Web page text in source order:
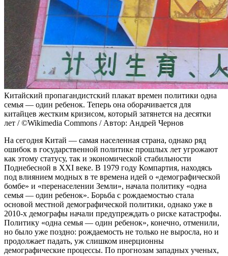
Китайский пропагандистский плакат времен политики одна
семья — один ребенок. Теперь она оборачивается для
китайцев жестким кризисом, который затянется на десятки
лет / ©Wikimedia Commons / Автор: Андрей Чернов
На сегодня Китай — самая населенная страна, однако ряд
ошибок в государственной политике прошлых лет угрожают
как этому статусу, так и экономической стабильности
Поднебесной в XXI веке. В 1979 году Компартия, находясь
под влиянием модных в те времена идей о «демографической
бомбе» и «перенаселении Земли», начала политику «одна
семья — один ребенок». Борьба с рождаемостью стала
основой местной демографической политики, однако уже в
2010-х демографы начали предупреждать о риске катастрофы.
Политику «одна семья — один ребенок», конечно, отменили,
но было уже поздно: рождаемость не только не выросла, но и
продолжает падать, уж слишком инерционны
демографические процессы. По прогнозам западных ученых,